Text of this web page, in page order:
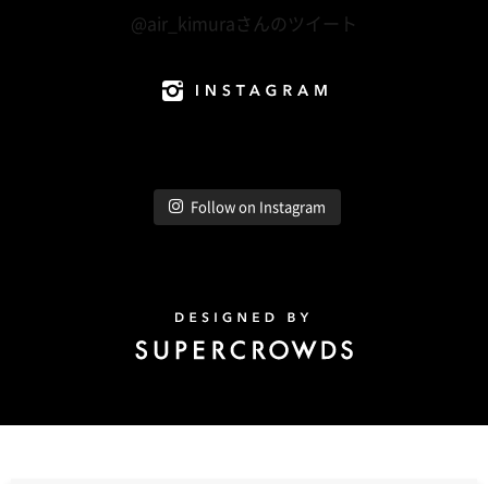
@air_kimuraさんのツイート
Follow on Instagram